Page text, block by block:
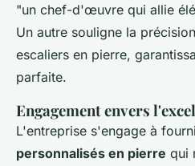
"un chef-d'œuvre qui allie
Un autre souligne la
escaliers en pierre,
parfaite.
Engagement envers
L'entreprise s'engage à
personnalisés en pierre qui